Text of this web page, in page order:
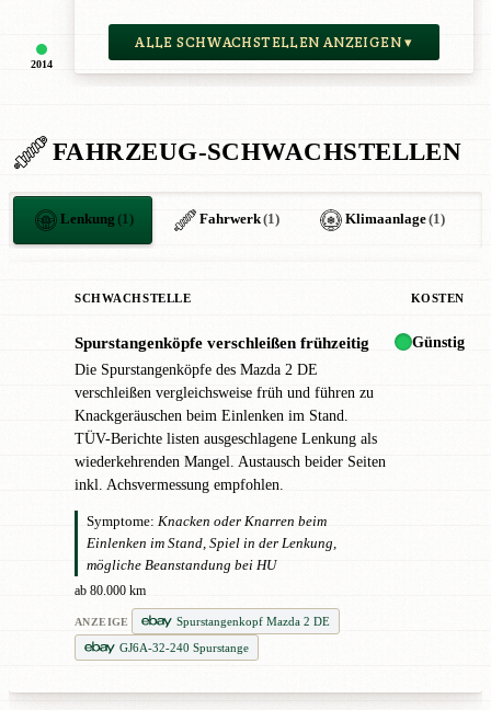
2014
ALLE SCHWACHSTELLEN ANZEIGEN ▾
FAHRZEUG-SCHWACHSTELLEN
Lenkung (1) Fahrwerk(1) Klimaanlage(1)
SCHWACHSTELLE KOSTEN
Spurstangenköpfe verschleißen frühzeitig
Die Spurstangenköpfe des Mazda 2 DE
verschleißen vergleichsweise früh und führen zu
Knackgeräuschen beim Einlenken im Stand.
TÜV-Berichte listen ausgeschlagene Lenkung als
wiederkehrenden Mangel. Austausch beider Seiten
inkl. Achsvermessung empfohlen.
Symptome: Knacken oder Knarren beim
Einlenken im Stand, Spiel in der Lenkung,
mögliche Beanstandung bei HU
ab 80.000 km
ANZEIGE
Spurstangenkopf Mazda 2 DE
GJ6A-32-240 Spurstange
Günstig